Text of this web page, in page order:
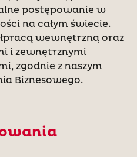
postępowanie w
na całym świecie.
wewnętrzną oraz
i zewnętrznymi
zgodnie z naszym
Biznesowego.